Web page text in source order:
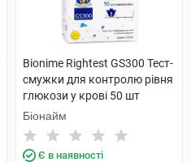
Bionime Rightest GS300 Тест-
смужки для контролю рівня
глюкози у крові 50 шт
Біонайм
Є в наявності